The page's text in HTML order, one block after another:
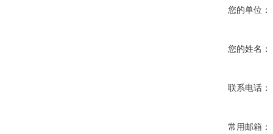
您的单位：
您的姓名：
联系电话：
常用邮箱：